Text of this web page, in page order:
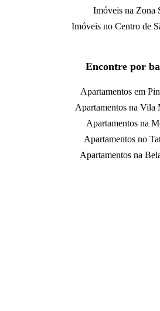
Imóveis na Zona
Imóveis no Centro de
Encontre por
Apartamentos em
Apartamentos na Vila
Apartamentos na
Apartamentos no
Apartamentos na